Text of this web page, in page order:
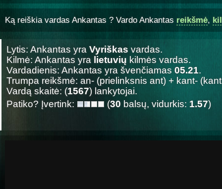
Ką reiškia vardas Ankantas ? Vardo Ankantas reikšmė,
Lytis: Ankantas yra Vyriškas vardas.
Kilmė: Ankantas yra lietuvių kilmės vardas.
Vardadienis: Ankantas yra švenčiamas 05.21.
Trumpa reikšmė: an- (prielinksnis ant) + kant-
Vardą skaitė: (1567) lankytojai.
Patiko? Įvertink:
(30 balsų, vidurkis: 1.57)